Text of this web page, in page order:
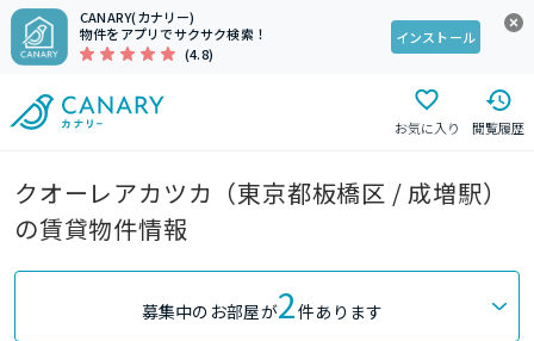
CANARY(カナリー)
物件をアプリでサクサク検索！
(4.8)
インストール
お気に入り 閲覧履歴
クオーレアカツカ（東京都板橋区 / 成増駅）
の賃貸物件情報
募集中のお部屋が2件あります